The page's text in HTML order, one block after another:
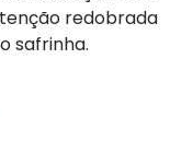
redobrada
safrinha.